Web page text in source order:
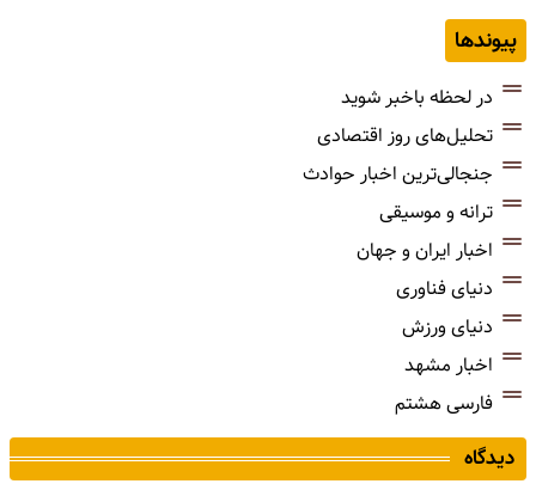
پیوندها
در لحظه باخبر شوید
تحلیل‌های روز اقتصادی
جنجالی‌ترین اخبار حوادث
ترانه و موسیقی
اخبار ایران و جهان
دنیای فناوری
دنیای ورزش
اخبار مشهد
فارسی هشتم
دیدگاه